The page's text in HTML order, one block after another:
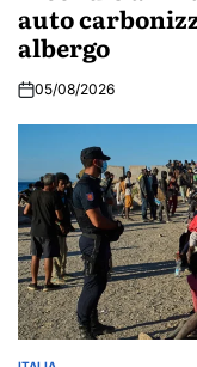
auto
albergo
05/08/2026